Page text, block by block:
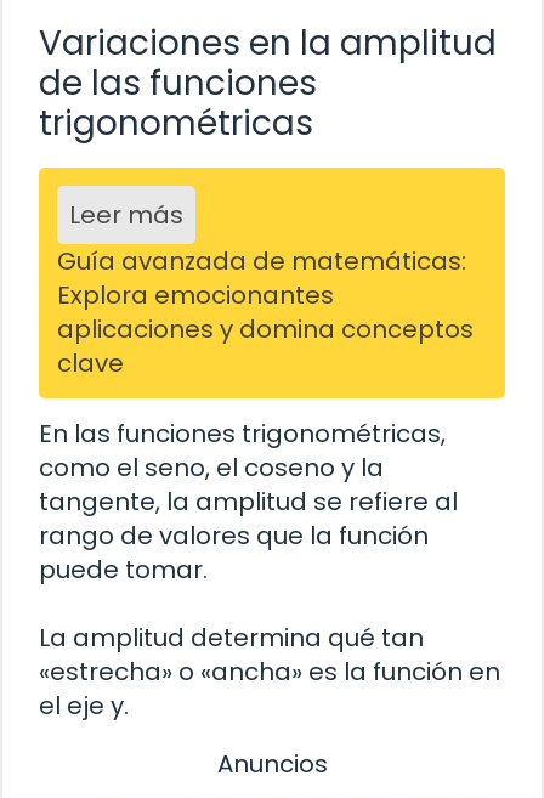
Variaciones en la amplitud
de las funciones
trigonométricas
Leer más
Guía avanzada de matemáticas:
Explora emocionantes
aplicaciones y domina conceptos
clave
En las funciones trigonométricas,
como el seno, el coseno y la
tangente, la amplitud se refiere al
rango de valores que la función
puede tomar.
La amplitud determina qué tan
«estrecha» o «ancha» es la función en
el eje y.
Anuncios